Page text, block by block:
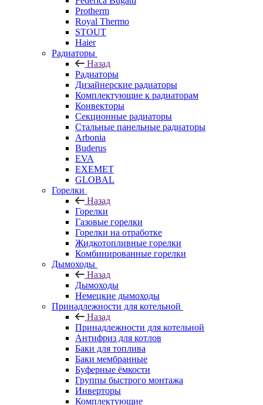
Protherm
Royal Thermo
STOUT
Haier
Радиаторы
Назад
Радиаторы
Дизайнерские радиаторы
Комплектующие к радиаторам
Конвекторы
Секционные радиаторы
Стальные панельные радиаторы
Arbonia
Buderus
EVA
EXEMET
GLOBAL
Горелки
Назад
Горелки
Газовые горелки
Горелки на отработке
Жидкотопливные горелки
Комбинированные горелки
Дымоходы
Назад
Дымоходы
Немецкие дымоходы
Принадлежности для котельной
Назад
Принадлежности для котельной
Антифриз для котлов
Баки для топлива
Баки мембранные
Буферные ёмкости
Группы быстрого монтажа
Инверторы
Комплектующие